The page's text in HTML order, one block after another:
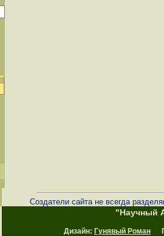
Создатели сайта не всегда
"Научный
Дизайн: Гунявый Роман